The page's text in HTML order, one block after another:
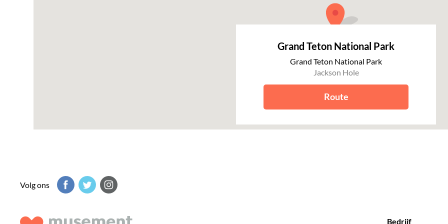
Grand Teton National Park
Grand Teton National Park
Jackson Hole
Route
Volg ons
Bedrijf